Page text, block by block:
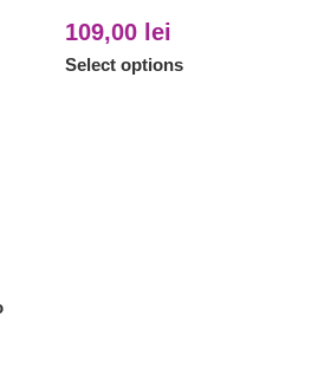
109,00 lei
Select options